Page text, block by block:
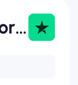
Velvet Hawthorne